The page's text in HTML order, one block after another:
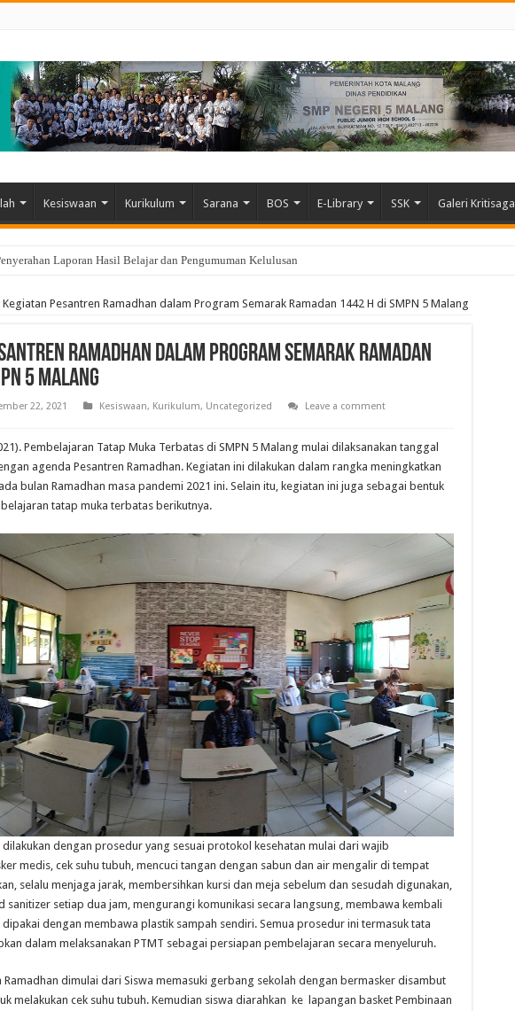
Kesiswaan Kurikulum Sarana BOS E-Library SSK Galeri Kritisaga
Laporan Hasil Belajar dan Pengumuman Kelulusan
Kegiatan Pesantren Ramadhan dalam Program Semarak Ramadan 1442 H di SMPN 5 Malang
Ramadhan dalam Program Semarak Ramadan
5 Malang
22, 2021 Kesiswaan, Kurikulum, Uncategorized
Leave a comment
Pembelajaran Tatap Muka Terbatas di SMPN 5 Malang mulai dilaksanakan tanggal
agenda Pesantren Ramadhan. Kegiatan ini dilakukan dalam rangka meningkatkan
bulan Ramadhan masa pandemi 2021 ini. Selain itu, kegiatan ini juga sebagai bentuk
tatap muka terbatas berikutnya.
dilakukan dengan prosedur yang sesuai protokol kesehatan mulai dari wajib
medis, cek suhu tubuh, mencuci tangan dengan sabun dan air mengalir di tempat
selalu menjaga jarak, membersihkan kursi dan meja sebelum dan sesudah digunakan,
sanitizer setiap dua jam, mengurangi komunikasi secara langsung, membawa kembali
dipakai dengan membawa plastik sampah sendiri. Semua prosedur ini termasuk tata
dalam melaksanakan PTMT sebagai persiapan pembelajaran secara menyeluruh.
Ramadhan dimulai dari Siswa memasuki gerbang sekolah dengan bermasker disambut
melakukan cek suhu tubuh. Kemudian siswa diarahkan ke lapangan basket Pembinaan